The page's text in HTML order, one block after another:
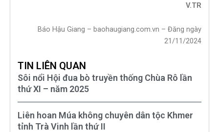
V.TR
Báo Hậu Giang – baohaugiang.com.vn – Đăng ngày
21/11/2024
TIN LIÊN QUAN
Sôi nổi Hội đua bò truyền thống Chùa Rô lần
thứ XI – năm 2025
Liên hoan Múa không chuyên dân tộc Khmer
tỉnh Trà Vinh lần thứ II